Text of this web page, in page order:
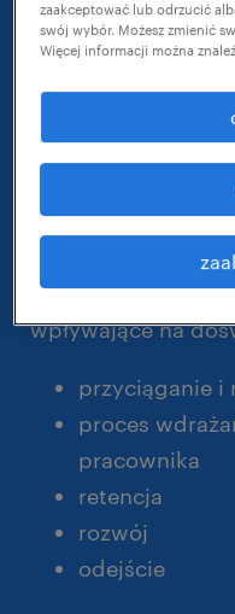
życia
najlepszym
wizualizować,
doświadczeniami
Aby ułatwić
pracowników,
naszego szablonu.
uzyskanie wglądu
wpływające na
przyciąganie i
proces
pracownika
retencja
rozwój
odejście
zaakceptować lub odrzucić
swój wybór. Możesz zmienić
Więcej informacji można